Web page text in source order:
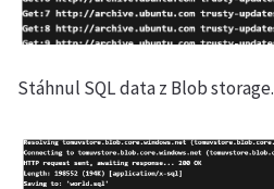
Stáhnul SQL data z Blob storage.